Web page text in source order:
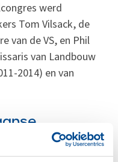
werd
Tom Vilsack, de
van de VS, en Phil
van Landbouw
2014) en van
in de